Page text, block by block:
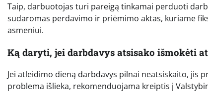
Taip, darbuotojas turi pareigą tinkamai perduoti
sudaromas perdavimo ir priėmimo aktas, kuriame
asmeniui.
Ką daryti, jei darbdavys atsisako išmokėti
Jei atleidimo dieną darbdavys pilnai neatsiskaito, jis
problema išlieka, rekomenduojama kreiptis į